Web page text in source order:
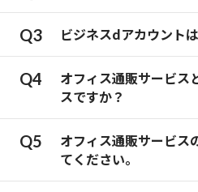
ビジネスdアカウント
オフィス通販サービス
スですか？
オフィス通販サービス
てください。